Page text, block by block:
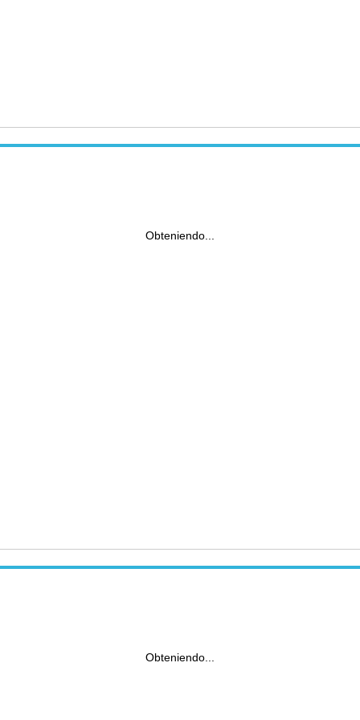
Obteniendo...
Obteniendo...